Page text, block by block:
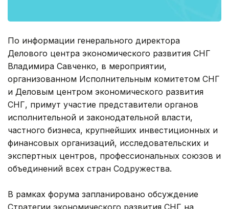
По информации генерального директора
Делового центра экономического развития СНГ
Владимира Савченко, в мероприятии,
организованном Исполнительным комитетом СНГ
и Деловым центром экономического развития
СНГ, примут участие представители органов
исполнительной и законодательной власти,
частного бизнеса, крупнейших инвестиционных и
финансовых организаций, исследовательских и
экспертных центров, профессиональных союзов и
объединений всех стран Содружества.
В рамках форума запланировано обсуждение
Стратегии экономического развития СНГ на